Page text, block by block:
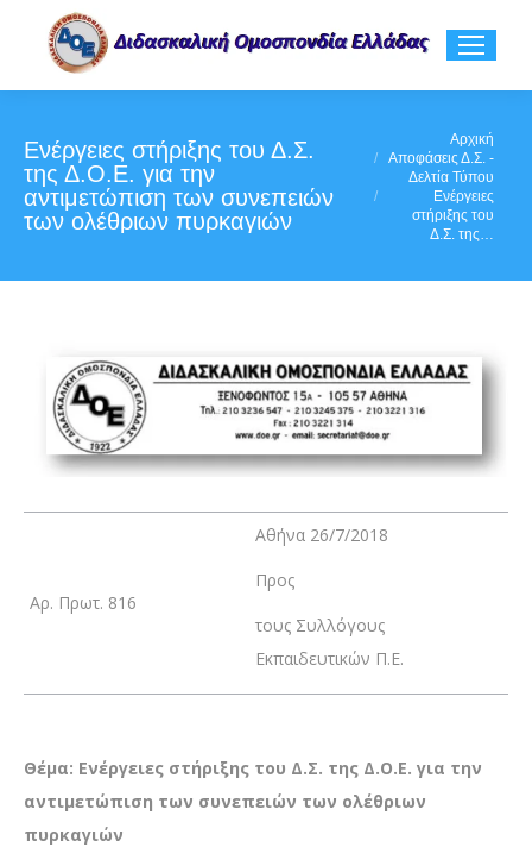
Ενέργειες στήριξης του Δ.Σ.
της Δ.Ο.Ε. για την
αντιμετώπιση των συνεπειών
των ολέθριων πυρκαγιών
You are here:Αρχική
Αποφάσεις Δ.Σ. -
Δελτία Τύπου
Ενέργειες
στήριξης του
Δ.Σ. της…
Αρ. Πρωτ. 816
Αθήνα 26/7/2018
Προς
τους Συλλόγους
Εκπαιδευτικών Π.Ε.
Θέμα: Ενέργειες στήριξης του Δ.Σ. της Δ.Ο.Ε. για την
αντιμετώπιση των συνεπειών των ολέθριων
πυρκαγιών